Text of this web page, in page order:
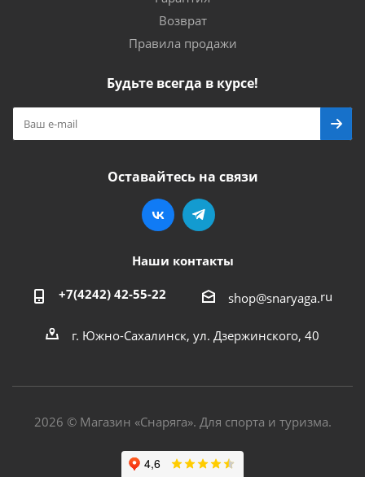
Возврат
Правила продажи
Будьте всегда в курсе!
Оставайтесь на связи
Наши контакты
+7(4242) 42-55-22 shop@snaryaga.ru
г. Южно-Сахалинск, ул. Дзержинского, 40
2026 © Магазин «Снаряга». Для спорта и туризма.